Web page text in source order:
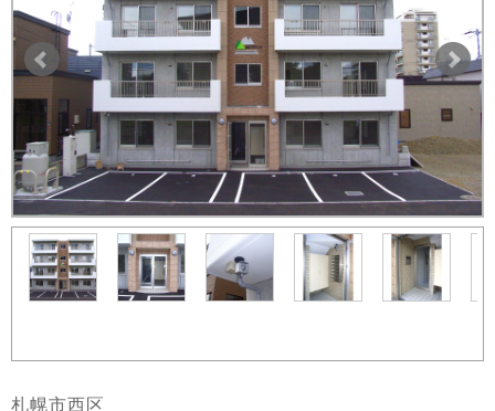
札幌市西区